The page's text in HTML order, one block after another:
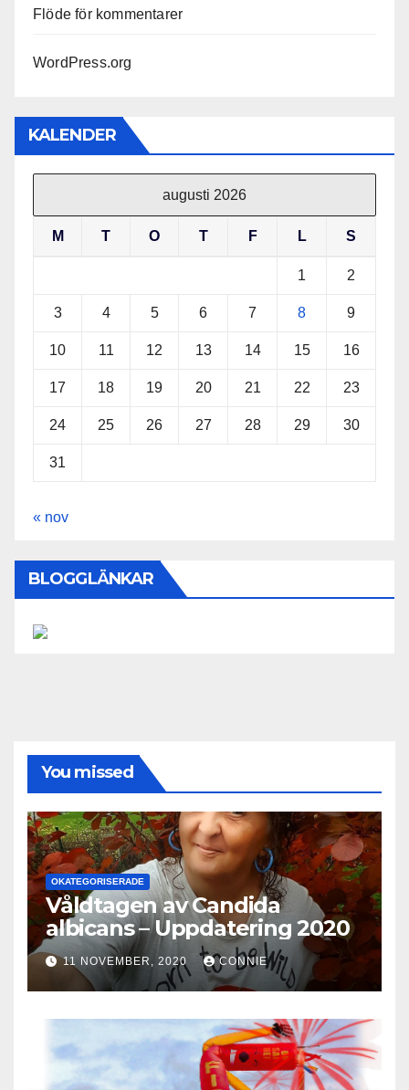
Flöde för kommentarer
WordPress.org
KALENDER
augusti 2026
M T O T F L S
1 2
3 4 5 6 7 8 9
10 11 12 13 14 15 16
17 18 19 20 21 22 23
24 25 26 27 28 29 30
31
« nov
BLOGGLÄNKAR
You missed
OKATEGORISERADE
Våldtagen av Candida
albicans – Uppdatering 2020
11 NOVEMBER, 2020 CONNIE